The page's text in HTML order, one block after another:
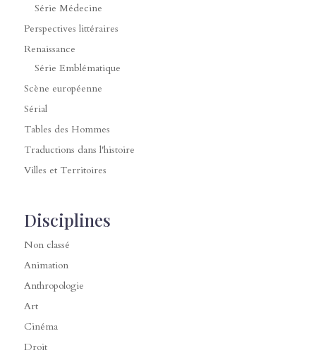
Série Médecine
Perspectives littéraires
Renaissance
Série Emblématique
Scène européenne
Sérial
Tables des Hommes
Traductions dans l'histoire
Villes et Territoires
Disciplines
Non classé
Animation
Anthropologie
Art
Cinéma
Droit